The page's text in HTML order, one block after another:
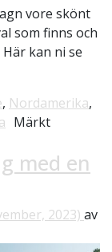
vore skönt
som finns och
kan ni se
, Nordamerika,
Märkt
med en
2023) av